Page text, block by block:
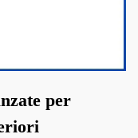
per